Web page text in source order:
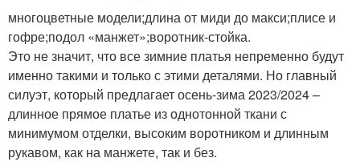
многоцветные модели;длина от миди до макси;плисе и
гофре;подол «манжет»;воротник-стойка.
Это не значит, что все зимние платья непременно будут
именно такими и только с этими деталями. Но главный
силуэт, который предлагает осень-зима 2023/2024 –
длинное прямое платье из однотонной ткани с
минимумом отделки, высоким воротником и длинным
рукавом, как на манжете, так и без.